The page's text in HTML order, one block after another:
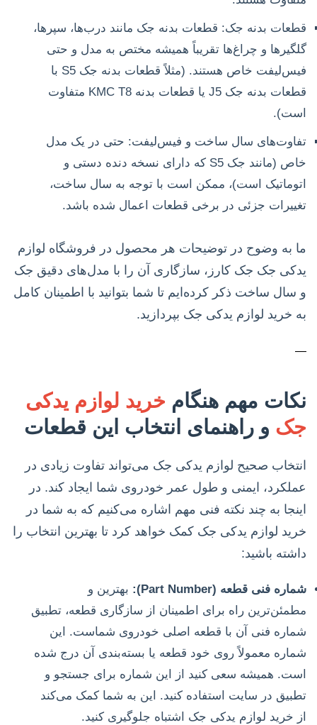
قطعات بدنه جک: قطعات بدنه جک مانند درب‌ها، سپرها،
گلگیرها و چراغ‌ها تقریباً همیشه مختص به مدل و حتی
فیس‌لیفت خاص هستند. (مثلاً قطعات بدنه جک S5 با
قطعات بدنه جک J5 یا قطعات بدنه KMC T8 متفاوت
است).
تفاوت‌های سال ساخت و فیس‌لیفت: حتی در یک مدل
خاص (مانند جک S5 که دارای نسخه دنده دستی و
اتوماتیک است)، ممکن است با توجه به سال ساخت،
تغییرات جزئی در برخی قطعات اعمال شده باشد.
ما به وضوح در توضیحات هر محصول در فروشگاه لوازم
یدکی جک جک کارز، سازگاری آن را با مدل‌های دقیق جک
و سال ساخت ذکر کرده‌ایم تا شما بتوانید با اطمینان کامل
به خرید لوازم یدکی جک بپردازید.
—
نکات مهم هنگام خرید لوازم یدکی
جک و راهنمای انتخاب این قطعات
انتخاب صحیح لوازم یدکی جک می‌تواند تفاوت زیادی در
عملکرد، ایمنی و طول عمر خودروی شما ایجاد کند. در
اینجا به چند نکته فنی مهم اشاره می‌کنیم که به شما در
خرید لوازم یدکی جک کمک خواهد کرد تا بهترین انتخاب را
داشته باشید:
شماره فنی قطعه (Part Number):
بهترین و
مطمئن‌ترین راه برای اطمینان از سازگاری قطعه، تطبیق
شماره فنی آن با قطعه اصلی خودروی شماست. این
شماره معمولاً روی خود قطعه یا بسته‌بندی آن درج شده
است. همیشه سعی کنید از این شماره برای جستجو و
تطبیق در سایت استفاده کنید. این به شما کمک می‌کند
از خرید لوازم یدکی جک اشتباه جلوگیری کنید.